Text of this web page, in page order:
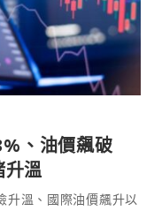
、油價飆破
升溫
升溫、國際油價飆升以